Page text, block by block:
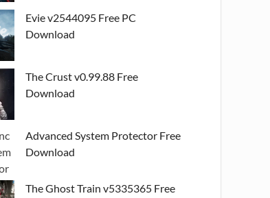
Evie v2544095 Free PC
Download
The Crust v0.99.88 Free
Download
Advanced System Protector Free
Download
The Ghost Train v5335365 Free